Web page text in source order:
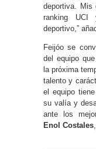
deportiva. Mis
ranking UCI
deportivo,”
Feijóo se
del equipo
la próxima
talento y
el equipo
su valía y
ante los
Enol Costales